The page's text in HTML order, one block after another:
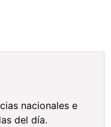
nacionales e
del día.